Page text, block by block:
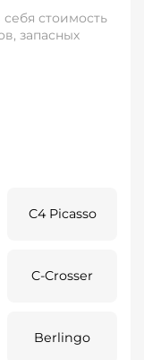
стоимость
запасных
C4 Picasso
C-Crosser
Berlingo